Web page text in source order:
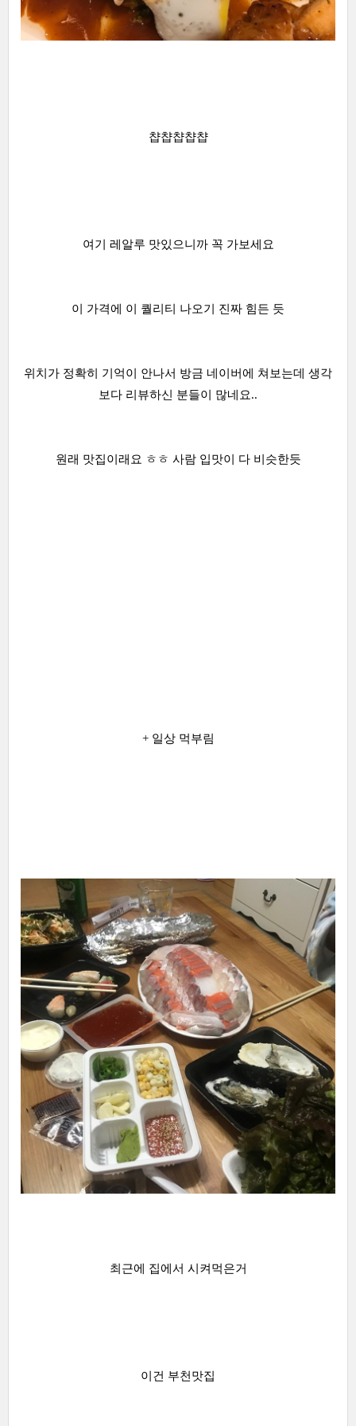
챱챱챱챱챱
여기 레알루 맛있으니까 꼭 가보세요
이 가격에 이 퀄리티 나오기 진짜 힘든 듯
위치가 정확히 기억이 안나서 방금 네이버에 쳐보는데 생각
보다 리뷰하신 분들이 많네요..
원래 맛집이래요 ㅎㅎ 사람 입맛이 다 비슷한듯
+ 일상 먹부림
최근에 집에서 시켜먹은거
이건 부천맛집